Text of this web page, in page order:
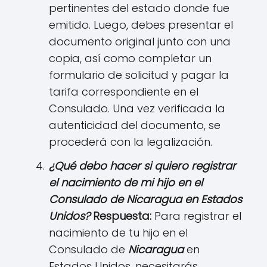
pertinentes del estado donde fue
emitido. Luego, debes presentar el
documento original junto con una
copia, así como completar un
formulario de solicitud y pagar la
tarifa correspondiente en el
Consulado. Una vez verificada la
autenticidad del documento, se
procederá con la legalización.
¿Qué debo hacer si quiero registrar
el nacimiento de mi hijo en el
Consulado deNicaraguaen Estados
Unidos?Respuesta: Para registrar el
nacimiento de tu hijo en el
Consulado de Nicaraguaen